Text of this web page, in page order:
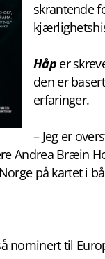
skrantende
Håper
den er
erfaringer.
– Jeg er
Andrea Bræin
på kartet i
nominert til